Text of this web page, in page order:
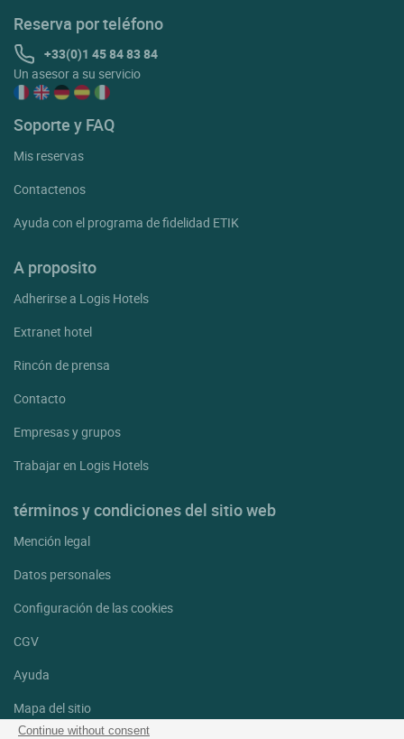
Continue without consent
Reserva por teléfono
+33(0)1 45 84 83 84
Un asesor a su servicio
Soporte y FAQ
Mis reservas
Contactenos
Ayuda con el programa de fidelidad ETIK
A proposito
Adherirse a Logis Hotels
Extranet hotel
Rincón de prensa
Contacto
Empresas y grupos
Trabajar en Logis Hotels
términos y condiciones del sitio web
Mención legal
Datos personales
Configuración de las cookies
CGV
Ayuda
Mapa del sitio